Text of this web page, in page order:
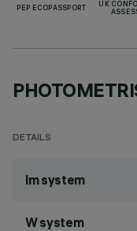
PEP ECOPASSPORT
UK
DETAILS
lm system
W system